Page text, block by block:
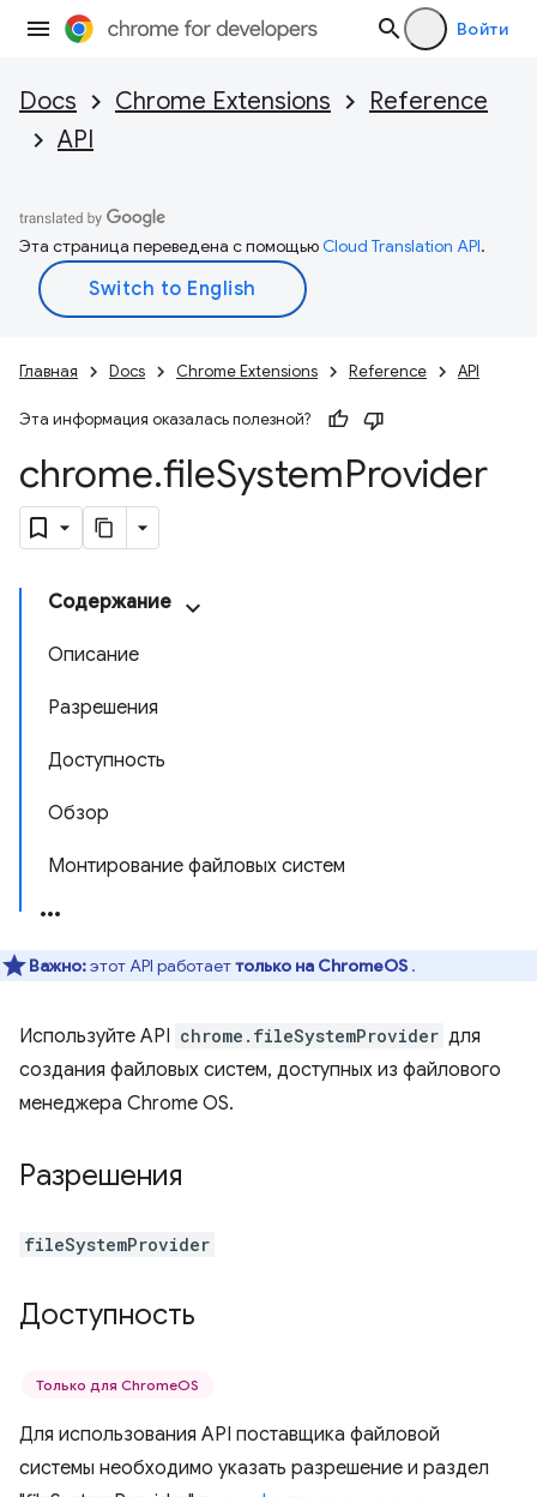
Войти
Docs Chrome Extensions
Reference
API
Эта страница переведена с помощьюCloud Translation API.
Главная Docs Chrome Extensions Reference API
Эта информация оказалась полезной?
chrome.fileSystemProvider
Содержание
Описание
Разрешения
Доступность
Обзор
Монтирование файловых систем
Важно:этот API работаеттолько на ChromeOS .
Используйте API chrome.fileSystemProvider для
создания файловых систем, доступных из файлового
менеджера Chrome OS.
Разрешения
fileSystemProvider
Доступность
Только для ChromeOS
Для использования API поставщика файловой
системы необходимо указать разрешение и раздел